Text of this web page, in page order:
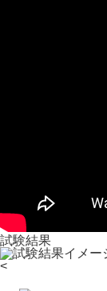
試験結果
<